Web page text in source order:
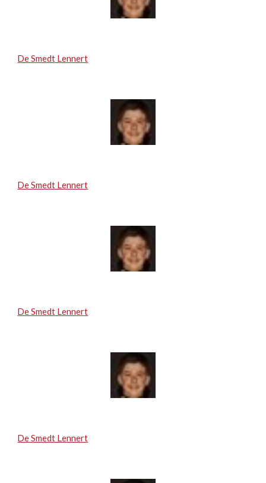
De Smedt Lennert
De Smedt Lennert
De Smedt Lennert
De Smedt Lennert